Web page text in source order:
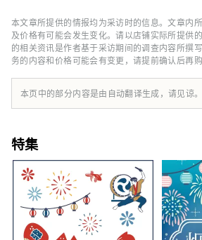
本文章所提供的情报均为采访时的信息。文章内
及价格有可能会发生变化。请以店铺实际所提供
的相关资讯是作者基于采访期间的调查内容所撰
务的内容和价格可能会有变更，请提前确认后再
本页中的部分内容是由自动翻译生成，请见谅。
特集